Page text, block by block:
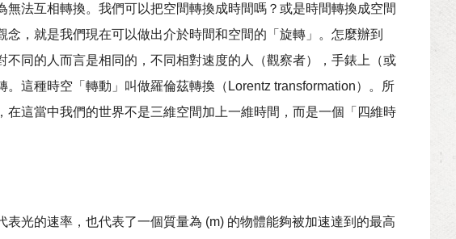
法互相轉換。我們可以把空間轉換成時間嗎？或是時間轉換成空間
，就是我們現在可以做出介於時間和空間的「旋轉」。怎麼辦到
同的人而言是相同的，不同相對速度的人（觀察者），手錶上（或
這種時空「轉動」叫做羅倫茲轉換（Lorentz transformation）。所
這當中我們的世界不是三維空間加上一維時間，而是一個「四維時
光的速率，也代表了一個質量為 (m) 的物體能夠被加速達到的最高